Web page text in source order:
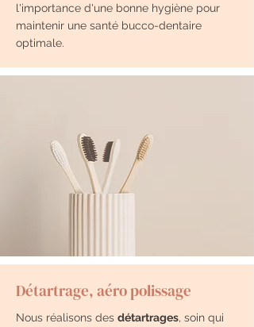
l'importance d'une bonne hygiène pour
maintenir une santé bucco-dentaire
optimale.
Détartrage, aéro polissage
Nous réalisons des détartrages, soin qui